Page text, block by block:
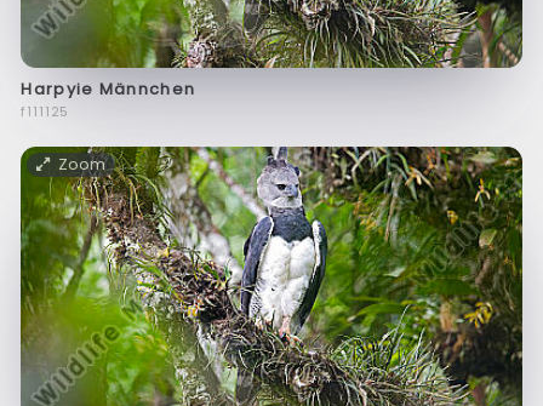
Harpyie Männchen
f111125
Zoom